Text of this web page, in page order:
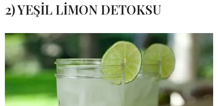
2) YEŞİL LİMON DETOKSU